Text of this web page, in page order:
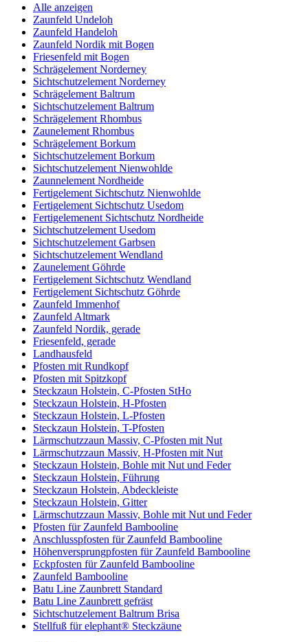
Alle anzeigen
Zaunfeld Undeloh
Zaunfeld Handeloh
Zaunfeld Nordik mit Bogen
Friesenfeld mit Bogen
Schrägelement Norderney
Sichtschutzelement Norderney
Schrägelement Baltrum
Sichtschutzelement Baltrum
Schrägelement Rhombus
Zaunelement Rhombus
Schrägelement Borkum
Sichtschutzelement Borkum
Sichtschutzelement Nienwohlde
Zaunnelement Nordheide
Fertigelement Sichtschutz Nienwohlde
Fertigelement Sichtschutz Usedom
Fertigelemenent Sichtschutz Nordheide
Sichtschutzelement Usedom
Sichtschutzelement Garbsen
Sichtschutzelement Wendland
Zaunelement Göhrde
Fertigelement Sichtschutz Wendland
Fertigelement Sichtschutz Göhrde
Zaunfeld Immenhof
Zaunfeld Altmark
Zaunfeld Nordik, gerade
Friesenfeld, gerade
Landhausfeld
Pfosten mit Rundkopf
Pfosten mit Spitzkopf
Steckzaun Holstein, C-Pfosten StHo
Steckzaun Holstein, H-Pfosten
Steckzaun Holstein, L-Pfosten
Steckzaun Holstein, T-Pfosten
Lärmschutzzaun Massiv, C-Pfosten mit Nut
Lärmschutzzaun Massiv, H-Pfosten mit Nut
Steckzaun Holstein, Bohle mit Nut und Feder
Steckzaun Holstein, Führung
Steckzaun Holstein, Abdeckleiste
Steckzaun Holstein, Gitter
Lärmschutzzaun Massiv, Bohle mit Nut und Feder
Pfosten für Zaunfeld Bambooline
Anschlusspfosten für Zaunfeld Bambooline
Höhenversprungpfosten für Zaunfeld Bambooline
Eckpfosten für Zaunfeld Bambooline
Zaunfeld Bambooline
Batu Line Zaunbrett Standard
Batu Line Zaunbrett gefräst
Sichtschutzelement Baltrum Brisa
Stellfuß für elephant® Steckzäune